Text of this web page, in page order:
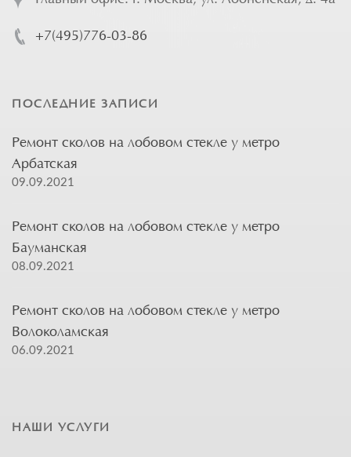
+7(495)776-03-86
ПОСЛЕДНИЕ ЗАПИСИ
Ремонт сколов на лобовом стекле у метро
Арбатская
09.09.2021
Ремонт сколов на лобовом стекле у метро
Бауманская
08.09.2021
Ремонт сколов на лобовом стекле у метро
Волоколамская
06.09.2021
НАШИ УСЛУГИ